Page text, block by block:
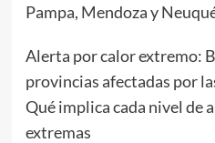
Pampa, Mendoza y
Alerta por calor extremo:
provincias afectadas por
Qué implica cada nivel de
extremas